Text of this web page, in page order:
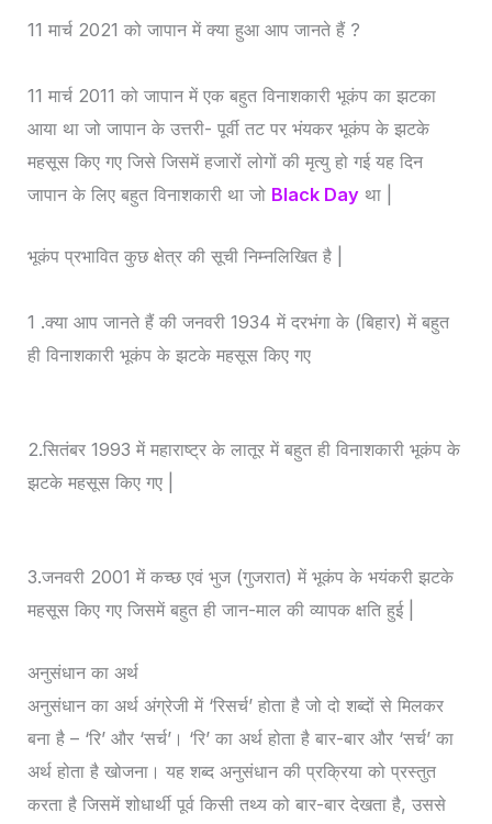
11 मार्च 2021 को जापान में क्या हुआ आप जानते हैं ?
11 मार्च 2011 को जापान में एक बहुत विनाशकारी भूकंप का झटका
आया था जो जापान के उत्तरी- पूर्वी तट पर भंयकर भूकंप के झटके
महसूस किए गए जिसे जिसमें हजारों लोगों की मृत्यु हो गई यह दिन
जापान के लिए बहुत विनाशकारी था जो Black Day था |
भूकंप प्रभावित कुछ क्षेत्र की सूची निम्नलिखित है |
1 .क्या आप जानते हैं की जनवरी 1934 में दरभंगा के (बिहार) में बहुत
ही विनाशकारी भूकंप के झटके महसूस किए गए
2.सितंबर 1993 में महाराष्ट्र के लातूर में बहुत ही विनाशकारी भूकंप के
झटके महसूस किए गए |
3.जनवरी 2001 में कच्छ एवं भुज (गुजरात) में भूकंप के भयंकरी झटके
महसूस किए गए जिसमें बहुत ही जान-माल की व्यापक क्षति हुई |
अनुसंधान का अर्थ
अनुसंधान का अर्थ अंग्रेजी में ‘रिसर्च’ होता है जो दो शब्दों से मिलकर
बना है – ‘रि’ और ‘सर्च’। ‘रि’ का अर्थ होता है बार-बार और ‘सर्च’ का
अर्थ होता है खोजना। यह शब्द अनुसंधान की प्रक्रिया को प्रस्तुत
करता है जिसमें शोधार्थी पूर्व किसी तथ्य को बार-बार देखता है, उससे